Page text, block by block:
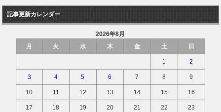
記事更新カレンダー
2026年8月
月
火 水 木 金 土 日
1 2
3 4 5 6 7 8 9
10 11 12 13 14 15 16
17 18 19 20 21 22 23